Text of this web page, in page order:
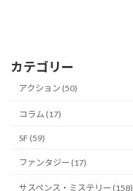
カテゴリー
アクション (50)
コラム (17)
SF (59)
ファンタジー (17)
サスペンス・ミステリー (158)